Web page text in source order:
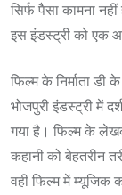
सिर्फ पैसा कामना
इस इंडस्ट्री को एक
फिल्म के निर्माता
भोजपुरी इंडस्ट्री में
गया है। फिल्म के लेखक
कहानी को बेहतरीन
वही फिल्म में म्यूजिक